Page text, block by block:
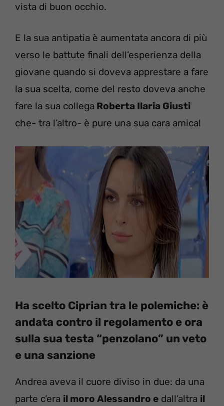
vista di buon occhio.
E la sua antipatia è aumentata ancora di più
verso le battute finali dell’esperienza della
giovane quando si doveva apprestare a fare
la sua scelta, come del resto doveva anche
fare la sua collega Roberta Ilaria Giusti
che- tra l’altro- è pure una sua cara amica!
Ha scelto Ciprian tra le polemiche: è
andata contro il regolamento e ora
sulla sua testa “penzolano” un veto
e una sanzione
Andrea aveva il cuore diviso in due: da una
parte c’era il moro Alessandro e dall’altra il